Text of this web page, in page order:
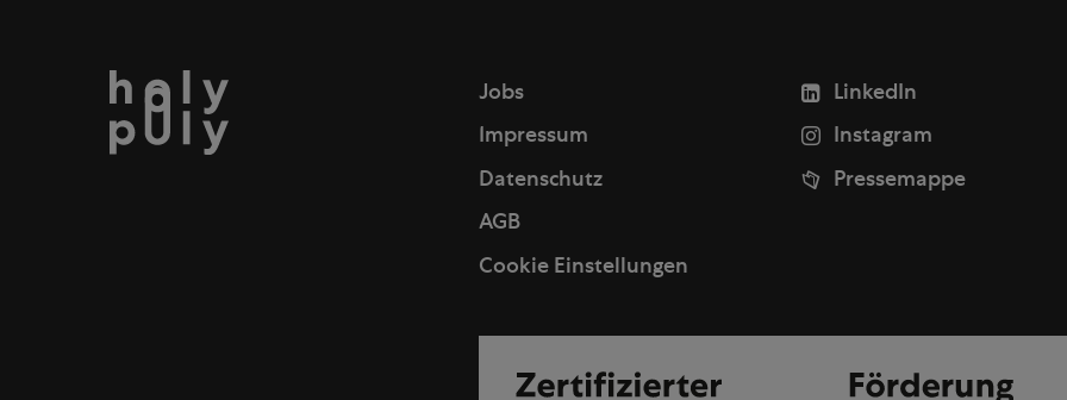
Jobs
Impressum
Datenschutz
AGB
Cookie Einstellungen
LinkedIn
Instagram
Pressemappe